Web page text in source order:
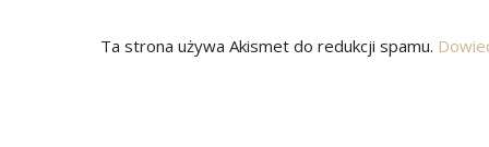
Ta strona używa Akismet do redukcji spamu.